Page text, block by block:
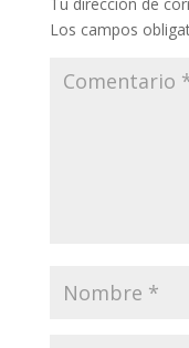
Tu dirección de
Los campos